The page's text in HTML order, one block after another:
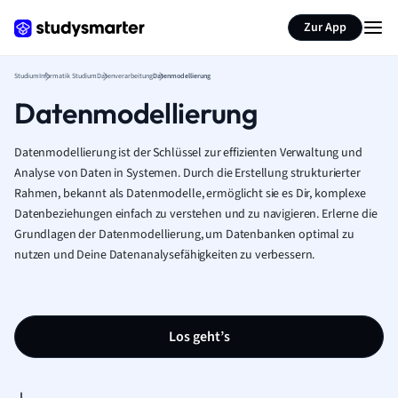
Zur App
StudiumInformatik StudiumDatenverarbeitungDatenmodellierung
Datenmodellierung
Datenmodellierung ist der Schlüssel zur effizienten Verwaltung und
Analyse von Daten in Systemen. Durch die Erstellung strukturierter
Rahmen, bekannt als Datenmodelle, ermöglicht sie es Dir, komplexe
Datenbeziehungen einfach zu verstehen und zu navigieren. Erlerne die
Grundlagen der Datenmodellierung, um Datenbanken optimal zu
nutzen und Deine Datenanalysefähigkeiten zu verbessern.
Los geht’s